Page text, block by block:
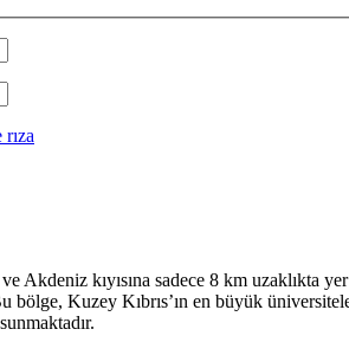
ve Akdeniz kıyısına sadece 8 km
Kuzey Kıbrıs’ın en büyük